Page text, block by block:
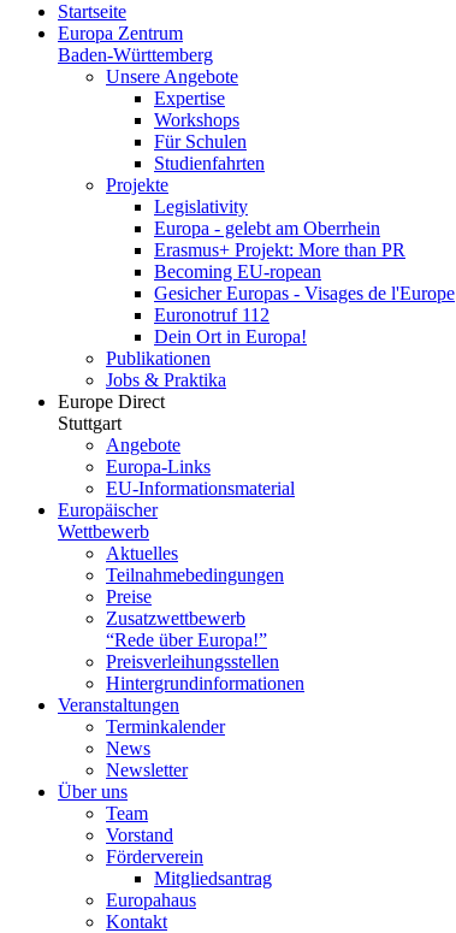
Startseite
Europa Zentrum
Baden-Württemberg
Unsere Angebote
Expertise
Workshops
Für Schulen
Studienfahrten
Projekte
Legislativity
Europa - gelebt am Oberrhein
Erasmus+ Projekt: More than PR
Becoming EU-ropean
Gesicher Europas - Visages de l'Europe
Euronotruf 112
Dein Ort in Europa!
Publikationen
Jobs & Praktika
Europe Direct
Stuttgart
Angebote
Europa-Links
EU-Informationsmaterial
Europäischer
Wettbewerb
Aktuelles
Teilnahme­bedingungen
Preise
Zusatzwettbewerb
“Rede über Europa!”
Preisverleihungsstellen
Hintergrundinformationen
Veranstaltungen
Terminkalender
News
Newsletter
Über uns
Team
Vorstand
Förderverein
Mitgliedsantrag
Europahaus
Kontakt